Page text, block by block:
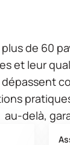
de 60
et leur
au-delà,